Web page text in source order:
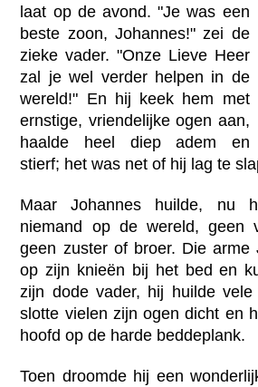
laat op de avond. "Je was een
beste zoon, Johannes!" zei de
zieke vader. "Onze Lieve Heer
zal je wel verder helpen in de
wereld!" En hij keek hem met
ernstige, vriendelijke ogen aan,
haalde heel diep adem en
stierf; het was net of hij lag te
Maar Johannes huilde, nu
niemand op de wereld, geen
geen zuster of broer. Die arme
op zijn knieën bij het bed en
zijn dode vader, hij huilde
slotte vielen zijn ogen dicht en
hoofd op de harde beddeplank.
Toen droomde hij een